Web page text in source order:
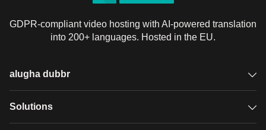
GDPR-compliant video hosting with AI-powered translation
into 200+ languages. Hosted in the EU.
alugha dubbr
Overview
Solutions